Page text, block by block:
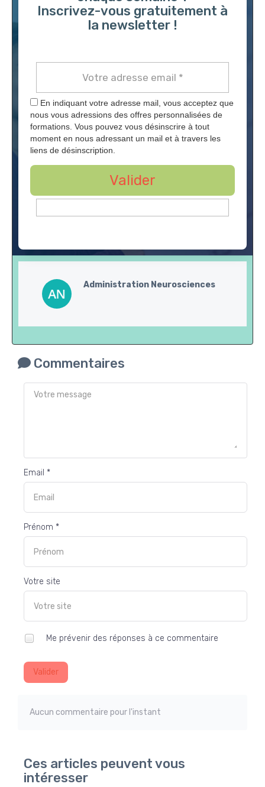
Inscrivez-vous gratuitement à
la newsletter !
En indiquant votre adresse mail, vous acceptez que
nous vous adressions des offres personnalisées de
formations. Vous pouvez vous désinscrire à tout
moment en nous adressant un mail et à travers les
liens de désinscription.
Valider
Administration Neurosciences
Commentaires
Email *
Prénom *
Votre site
Me prévenir des réponses à ce commentaire
Valider
Aucun commentaire pour l'instant
Ces articles peuvent vous
intéresser